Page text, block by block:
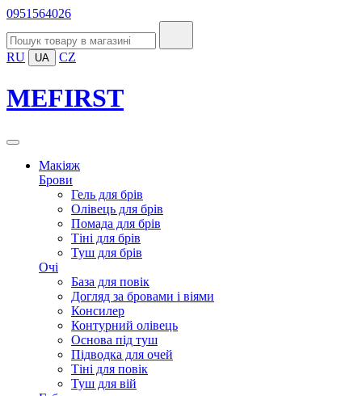
0951564026
RU UA CZ
MEFIRST
Макіяж
Брови
Гель для брів
Олівець для брів
Помада для брів
Тіні для брів
Туш для брів
Очі
База для повік
Догляд за бровами і віями
Консилер
Контурний олівець
Основа під туш
Підводка для очей
Тіні для повік
Туш для вій